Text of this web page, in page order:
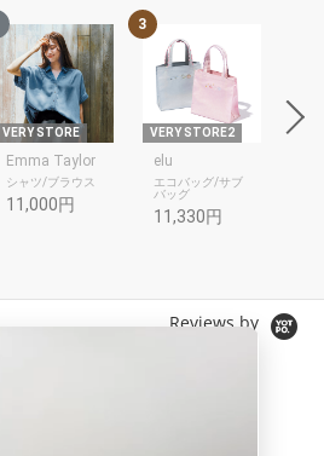
VERY STORE
Emma Taylor
シャツ/ブラウス
11,000円
3
VERY STORE2
elu
エコバッグ/サブ
バッグ
11,330円
Reviews by